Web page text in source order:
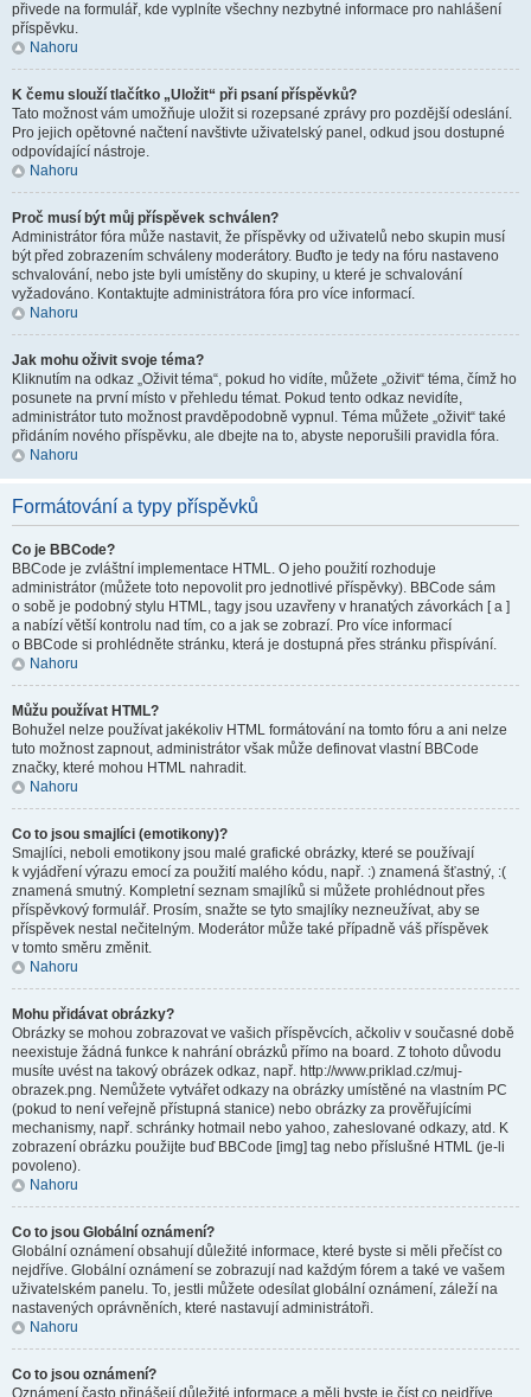
přivede na formulář, kde vyplníte všechny nezbytné informace pro nahlášení
příspěvku.
Nahoru
K čemu slouží tlačítko „Uložit“ při psaní příspěvků?
Tato možnost vám umožňuje uložit si rozepsané zprávy pro pozdější odeslání.
Pro jejich opětovné načtení navštivte uživatelský panel, odkud jsou dostupné
odpovídající nástroje.
Nahoru
Proč musí být můj příspěvek schválen?
Administrátor fóra může nastavit, že příspěvky od uživatelů nebo skupin musí
být před zobrazením schváleny moderátory. Buďto je tedy na fóru nastaveno
schvalování, nebo jste byli umístěny do skupiny, u které je schvalování
vyžadováno. Kontaktujte administrátora fóra pro více informací.
Nahoru
Jak mohu oživit svoje téma?
Kliknutím na odkaz „Oživit téma“, pokud ho vidíte, můžete „oživit“ téma, čímž ho
posunete na první místo v přehledu témat. Pokud tento odkaz nevidíte,
administrátor tuto možnost pravděpodobně vypnul. Téma můžete „oživit“ také
přidáním nového příspěvku, ale dbejte na to, abyste neporušili pravidla fóra.
Nahoru
Formátování a typy příspěvků
Co je BBCode?
BBCode je zvláštní implementace HTML. O jeho použití rozhoduje
administrátor (můžete toto nepovolit pro jednotlivé příspěvky). BBCode sám
o sobě je podobný stylu HTML, tagy jsou uzavřeny v hranatých závorkách [ a ]
a nabízí větší kontrolu nad tím, co a jak se zobrazí. Pro více informací
o BBCode si prohlédněte stránku, která je dostupná přes stránku přispívání.
Nahoru
Můžu používat HTML?
Bohužel nelze používat jakékoliv HTML formátování na tomto fóru a ani nelze
tuto možnost zapnout, administrátor však může definovat vlastní BBCode
značky, které mohou HTML nahradit.
Nahoru
Co to jsou smajlíci (emotikony)?
Smajlíci, neboli emotikony jsou malé grafické obrázky, které se používají
k vyjádření výrazu emocí za použití malého kódu, např. :) znamená šťastný, :(
znamená smutný. Kompletní seznam smajlíků si můžete prohlédnout přes
příspěvkový formulář. Prosím, snažte se tyto smajlíky nezneužívat, aby se
příspěvek nestal nečitelným. Moderátor může také případně váš příspěvek
v tomto směru změnit.
Nahoru
Mohu přidávat obrázky?
Obrázky se mohou zobrazovat ve vašich příspěvcích, ačkoliv v současné době
neexistuje žádná funkce k nahrání obrázků přímo na board. Z tohoto důvodu
musíte uvést na takový obrázek odkaz, např. http://www.priklad.cz/muj-
obrazek.png. Nemůžete vytvářet odkazy na obrázky umístěné na vlastním PC
(pokud to není veřejně přístupná stanice) nebo obrázky za prověřujícími
mechanismy, např. schránky hotmail nebo yahoo, zaheslované odkazy, atd. K
zobrazení obrázku použijte buď BBCode [img] tag nebo příslušné HTML (je-li
povoleno).
Nahoru
Co to jsou Globální oznámení?
Globální oznámení obsahují důležité informace, které byste si měli přečíst co
nejdříve. Globální oznámení se zobrazují nad každým fórem a také ve vašem
uživatelském panelu. To, jestli můžete odesílat globální oznámení, záleží na
nastavených oprávněních, které nastavují administrátoři.
Nahoru
Co to jsou oznámení?
Oznámení často přinášejí důležité informace a měli byste je číst co nejdříve.